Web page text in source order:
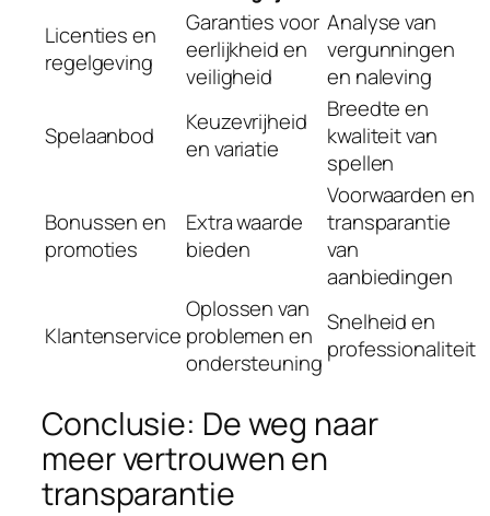
Licenties en
regelgeving
Garanties voor
eerlijkheid en
veiligheid
Analyse van
vergunningen
en naleving
Spelaanbod
Keuzevrijheid
en variatie
Breedte en
kwaliteit van
spellen
Bonussen en
promoties
Extra waarde
bieden
Voorwaarden en
transparantie
van
aanbiedingen
Klantenservice
Oplossen van
problemen en
ondersteuning
Snelheid en
professionaliteit
Conclusie: De weg naar
meer vertrouwen en
transparantie